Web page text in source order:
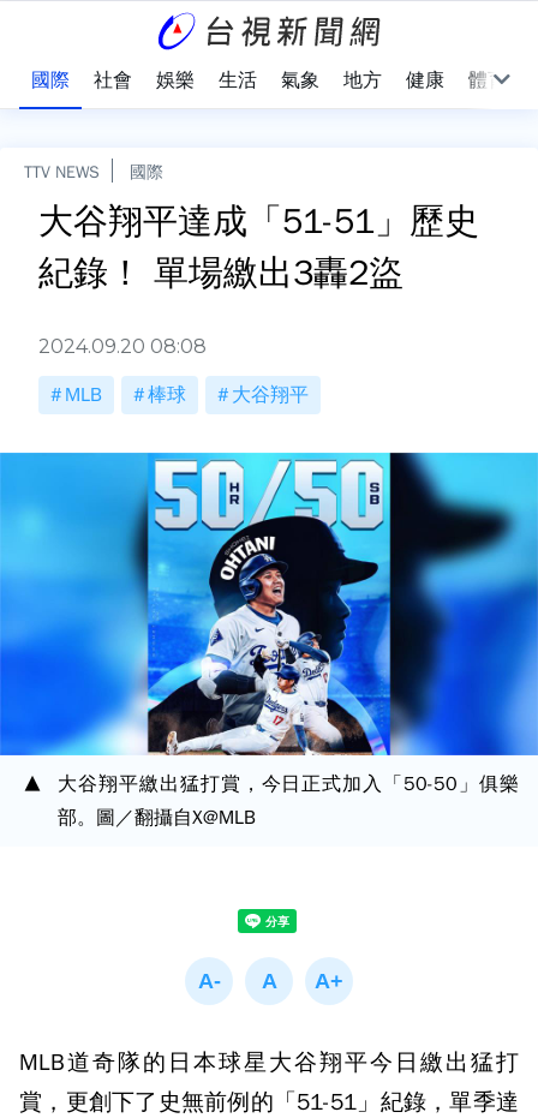
國際 社會 娛樂 生活 氣象 地方 健康 體育
TTV NEWS 國際
大谷翔平達成「51-51」歷史
紀錄！ 單場繳出3轟2盜
2024.09.20 08:08
MLB 棒球 大谷翔平
大谷翔平繳出猛打賞，今日正式加入「50-50」俱樂
部。圖／翻攝自X@MLB
MLB道奇隊的日本球星大谷翔平今日繳出猛打
賞，更創下了史無前例的「51-51」紀錄，單季達